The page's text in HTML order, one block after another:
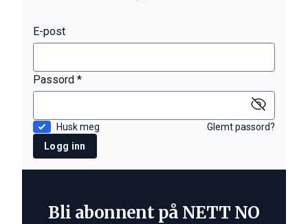
E-post
Passord *
Husk meg
Glemt passord?
Logg inn
Bli abonnent på NETT NO